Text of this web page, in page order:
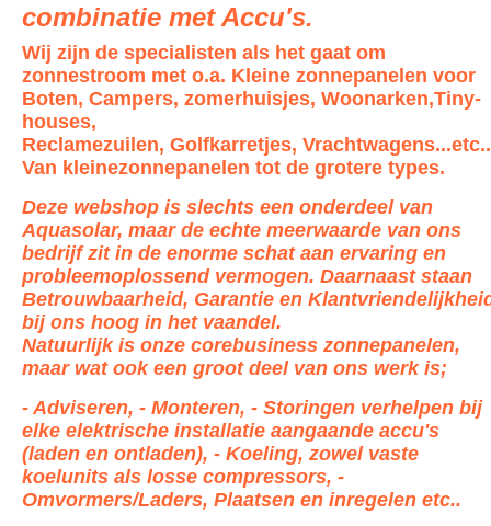
combinatie met Accu's.
Wij zijn de specialisten als het gaat om
zonnestroom met o.a. Kleine zonnepanelen voor
Boten, Campers, zomerhuisjes, Woonarken,Tiny-
houses,
Reclamezuilen, Golfkarretjes, Vrachtwagens...etc..
Van kleinezonnepanelen tot de grotere types.
Deze webshop is slechts een onderdeel van
Aquasolar, maar de echte meerwaarde van ons
bedrijf zit in de enorme schat aan ervaring en
probleemoplossend vermogen. Daarnaast staan
Betrouwbaarheid, Garantie en
bij ons hoog in het vaandel.
Natuurlijk is onze corebusiness zonnepanelen,
maar wat ook een groot deel van ons werk is;
- Adviseren, - Monteren, - Storingen verhelpen bij
elke elektrische installatie aangaande accu's
(laden en ontladen), - Koeling, zowel vaste
koelunits als losse compressors, -
Omvormers/Laders, Plaatsen en inregelen etc..